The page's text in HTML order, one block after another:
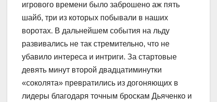
игрового времени было заброшено аж пять
шайб, три из которых побывали в наших
воротах. В дальнейшем события на льду
развивались не так стремительно, что не
убавило интереса и интриги. За стартовые
девять минут второй двадцатиминутки
«соколята» превратились из догоняющих в
лидеры благодаря точным броскам Дьяченко и